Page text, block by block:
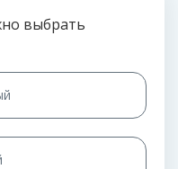
выбрать